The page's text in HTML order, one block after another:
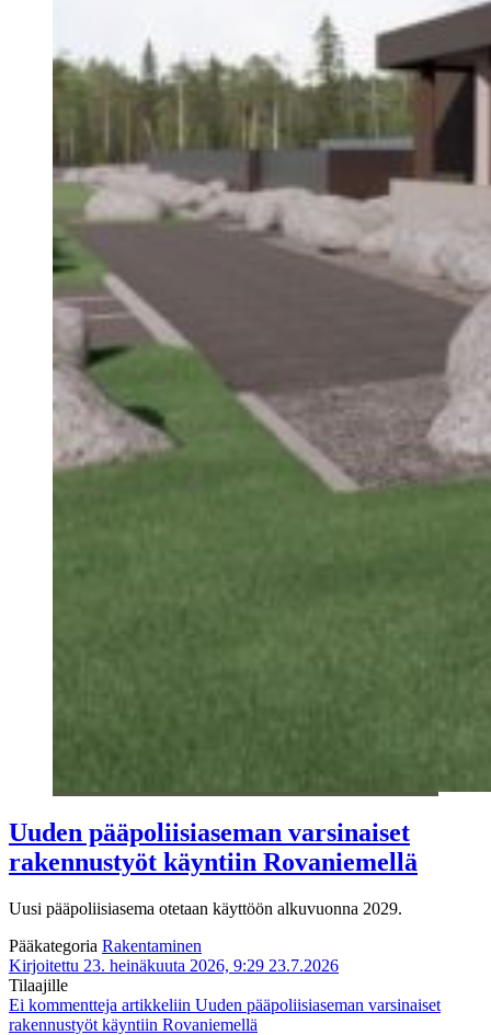
Uuden pääpoliisiaseman varsinaiset
rakennustyöt käyntiin Rovaniemellä
Uusi pääpoliisiasema otetaan käyttöön alkuvuonna 2029.
Pääkategoria Rakentaminen
Kirjoitettu 23. heinäkuuta 2026, 9:29 23.7.2026
Tilaajille
Ei kommentteja artikkeliin Uuden pääpoliisiaseman varsinaiset
rakennustyöt käyntiin Rovaniemellä